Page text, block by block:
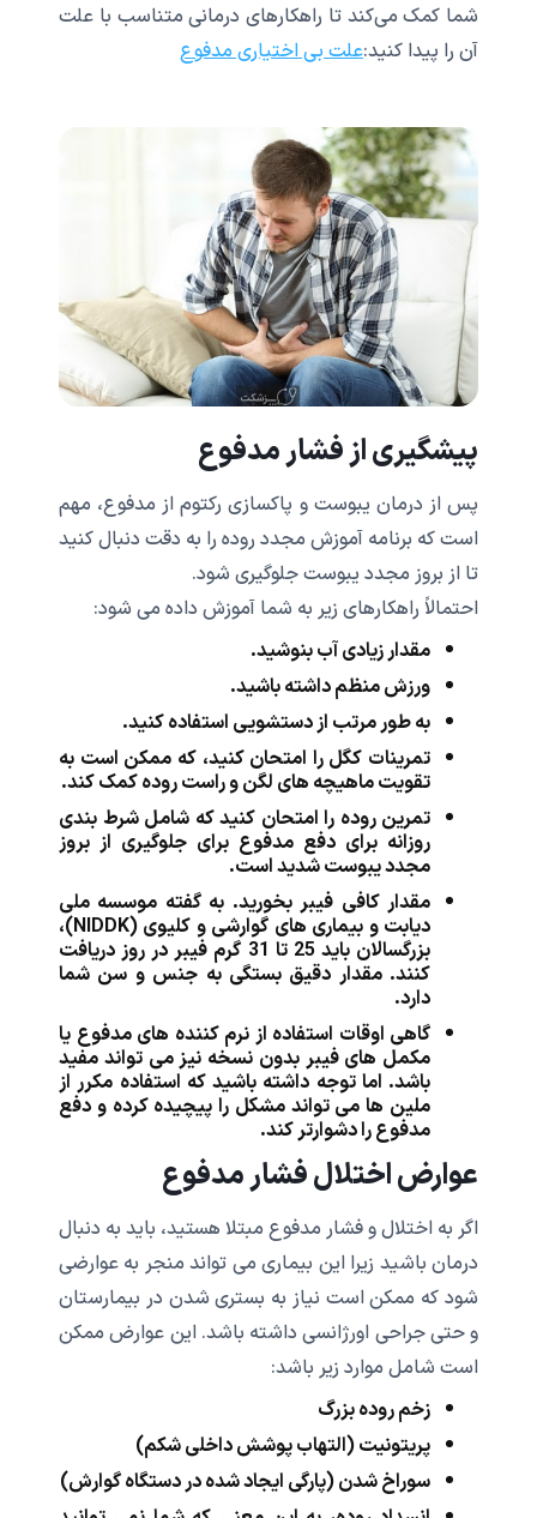
شما کمک می‌کند تا راهکارهای درمانی متناسب با علت
آن را پیدا کنید:علت بی اختیاری مدفوع
پیشگیری از فشار مدفوع
پس از درمان یبوست و پاکسازی رکتوم از مدفوع، مهم
است که برنامه آموزش مجدد روده را به دقت دنبال کنید
تا از بروز مجدد یبوست جلوگیری شود.
احتمالاً راهکارهای زیر به شما آموزش داده می شود:
مقدار زیادی آب بنوشید.
ورزش منظم داشته باشید.
به طور مرتب از دستشویی استفاده کنید.
تمرینات کگل را امتحان کنید، که ممکن است به
تقویت ماهیچه های لگن و راست روده کمک کند.
تمرین روده را امتحان کنید که شامل شرط بندی
روزانه برای دفع مدفوع برای جلوگیری از بروز
مجدد یبوست شدید است.
مقدار کافی فیبر بخورید. به گفته موسسه ملی
دیابت و بیماری های گوارشی و کلیوی (NIDDK)،
بزرگسالان باید 25 تا 31 گرم فیبر در روز دریافت
کنند. مقدار دقیق بستگی به جنس و سن شما
دارد.
گاهی اوقات استفاده از نرم کننده های مدفوع یا
مکمل های فیبر بدون نسخه نیز می تواند مفید
باشد. اما توجه داشته باشید که استفاده مکرر از
ملین ها می تواند مشکل را پیچیده کرده و دفع
مدفوع را دشوارتر کند.
عوارض اختلال فشار مدفوع
اگر به اختلال و فشار مدفوع مبتلا هستید، باید به دنبال
درمان باشید زیرا این بیماری می تواند منجر به عوارضی
شود که ممکن است نیاز به بستری شدن در بیمارستان
و حتی جراحی اورژانسی داشته باشد. این عوارض ممکن
است شامل موارد زیر باشد:
زخم روده بزرگ
پریتونیت (التهاب پوشش داخلی شکم)
سوراخ شدن (پارگی ایجاد شده در دستگاه گوارش)